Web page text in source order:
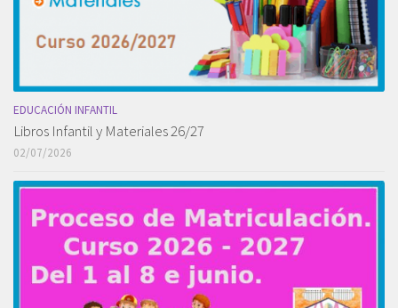
EDUCACIÓN INFANTIL
Libros Infantil y Materiales 26/27
02/07/2026